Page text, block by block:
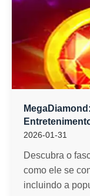
2026-01-31
Descubra o
como ele se
incluindo a